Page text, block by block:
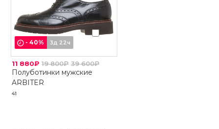
-40% 3д 22ч
11 880₽ 19 800₽ 39 600₽
Полуботинки мужские
ARBITER
41